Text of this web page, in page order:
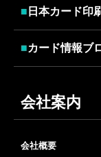
■ 日本カード印
■カード情報ブ
会社案内
会社概要